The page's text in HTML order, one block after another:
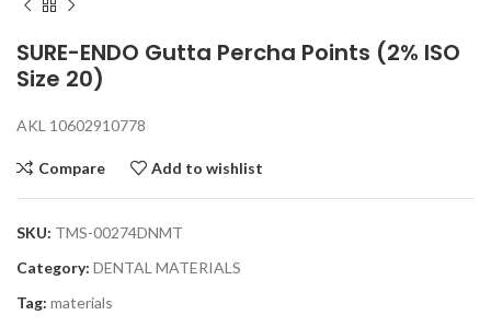
SURE-ENDO Gutta Percha Points (2% ISO
Size 20)
AKL 10602910778
Compare Add to wishlist
SKU: TMS-00274DNMT
Category: DENTAL MATERIALS
Tag: materials